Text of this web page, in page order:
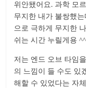
위안됐어요. 과학 모
무지한 내가 불쌍했
으로 극하게 무지한
쉬는 시간 누릴게용
저는 엔드 오브 타임
의 느낌이 들 수도 있
해할 수 있었다는 자